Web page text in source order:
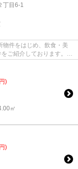
丁目6-1
物件をはじめ、飲食・美
ご紹介しております。
)
㎡
)